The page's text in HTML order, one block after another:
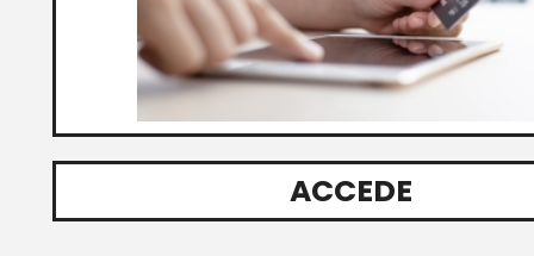
ACCEDE